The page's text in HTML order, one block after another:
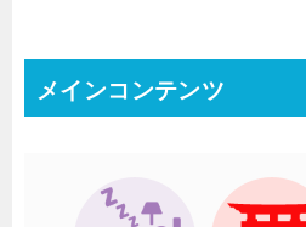
メインコンテンツ